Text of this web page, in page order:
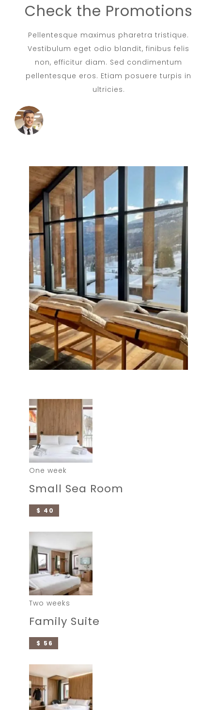
Check the Promotions
Pellentesque maximus pharetra tristique.
Vestibulum eget odio blandit, finibus felis
non, efficitur diam. Sed condimentum
pellentesque eros. Etiam posuere turpis in
ultricies.
One week
Small Sea Room
$ 40
Two weeks
Family Suite
$ 56